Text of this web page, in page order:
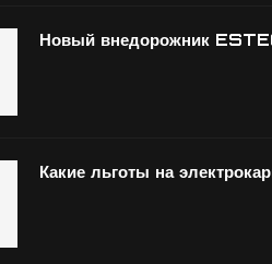
Новый внедорожник
Какие льготы на